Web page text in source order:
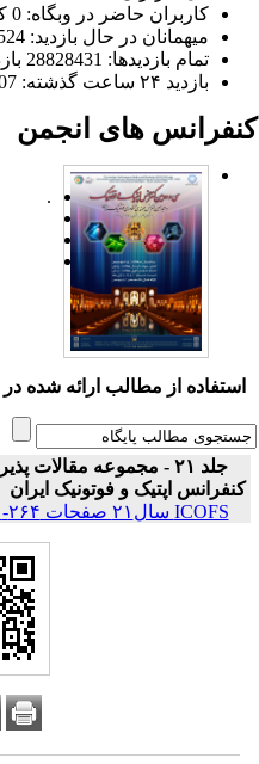
کاربران حاضر در وبگاه: 0 کاربر
میهمانان در حال بازدید: 524 کاربر
تمام بازدید‌ها: 28828431 بازدید
بازدید ۲۴ ساعت گذشته: 78207 بازدید
های انجمن
.
استفاده از مطالب ارائه شده در
جلد ۲۱ - مجموعه مقالات
کنفرانس اپتیک و فوتونیک ایران
ICOFS سال۲۱ صفحات ۲۶۴-۲۶۱